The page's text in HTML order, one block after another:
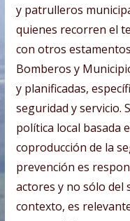
y patrulleros
quienes recorren el
con otros
Bomberos y
y planificadas,
seguridad y servicio.
política local basada
coproducción de la
prevención es
actores y no sólo del
contexto, es